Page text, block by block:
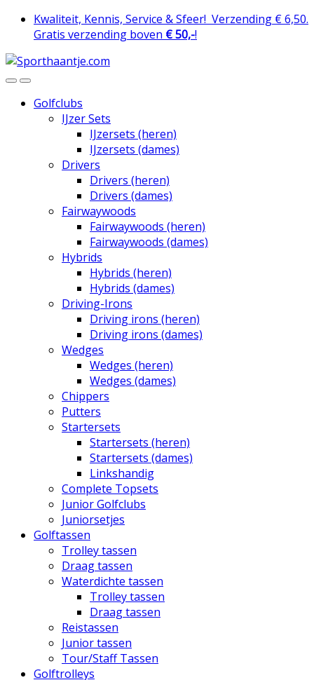
Skip
Skip Kwaliteit, Kennis, Service & Sfeer! Verzending € 6,50.
Gratis verzending boven € 50,-!
Golfclubs
IJzer Sets
IJzersets (heren)
IJzersets (dames)
Drivers
Drivers (heren)
Drivers (dames)
Fairwaywoods
Fairwaywoods (heren)
Fairwaywoods (dames)
Hybrids
Hybrids (heren)
Hybrids (dames)
Driving-Irons
Driving irons (heren)
Driving irons (dames)
Wedges
Wedges (heren)
Wedges (dames)
Chippers
Putters
Startersets
Startersets (heren)
Startersets (dames)
Linkshandig
Complete Topsets
Junior Golfclubs
Juniorsetjes
Golftassen
Trolley tassen
Draag tassen
Waterdichte tassen
Trolley tassen
Draag tassen
Reistassen
Junior tassen
Tour/Staff Tassen
Golftrolleys